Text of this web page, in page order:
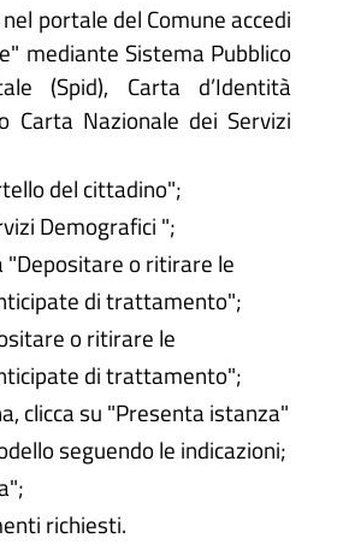
portale del Comune accedi
mediante Sistema Pubblico
(Spid), Carta d’Identità
Carta Nazionale dei Servizi
del cittadino";
Demografici ";
"Depositare o ritirare le
di trattamento";
o ritirare le
di trattamento";
clicca su "Presenta istanza"
seguendo le indicazioni;
richiesti.